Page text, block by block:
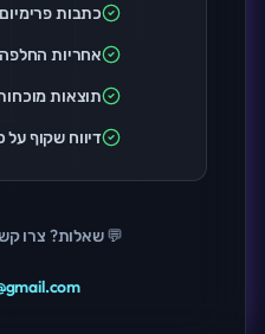
כתבות פרימיום 1,500+
אחריות החלפה 90 יום
תוצאות מוכחות - 340% עלייה
דיווח שקוף על
💬 שאלות? צרו